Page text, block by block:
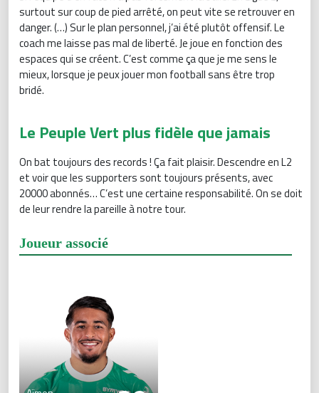
surtout sur coup de pied arrêté, on peut vite se retrouver en
danger. (…) Sur le plan personnel, j’ai été plutôt offensif. Le
coach me laisse pas mal de liberté. Je joue en fonction des
espaces qui se créent. C’est comme ça que je me sens le
mieux, lorsque je peux jouer mon football sans être trop
bridé.
Le Peuple Vert plus fidèle que jamais
On bat toujours des records ! Ça fait plaisir. Descendre en L2
et voir que les supporters sont toujours présents, avec
20000 abonnés… C’est une certaine responsabilité. On se doit
de leur rendre la pareille à notre tour.
Joueur associé